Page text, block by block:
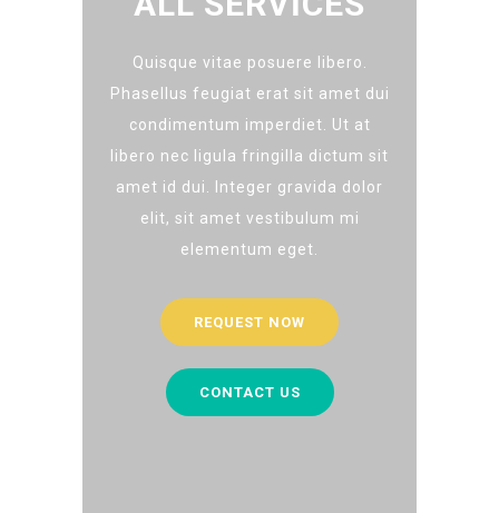
Quisque vitae posuere libero.
Phasellus feugiat erat sit amet dui
condimentum imperdiet. Ut at
libero nec ligula fringilla dictum sit
amet id dui. Integer gravida dolor
elit, sit amet vestibulum mi
elementum eget.
REQUEST NOW
CONTACT US